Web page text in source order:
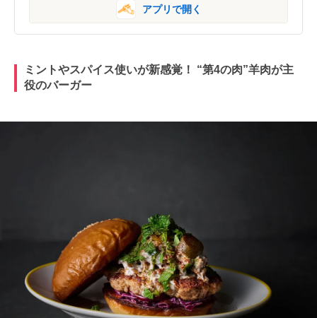
アプリで開く
ミントやスパイス使いが新感覚！ “第4の肉”羊肉が主
役のバーガー